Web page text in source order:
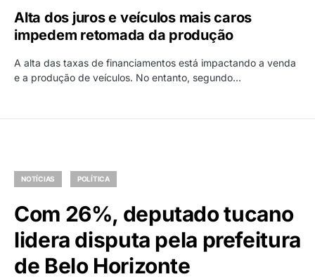
Alta dos juros e veículos mais caros
impedem retomada da produção
A alta das taxas de financiamentos está impactando a venda
e a produção de veículos. No entanto, segundo…
NOTÍCIAS POLÍTICA
Com 26%, deputado tucano
lidera disputa pela prefeitura
de Belo Horizonte